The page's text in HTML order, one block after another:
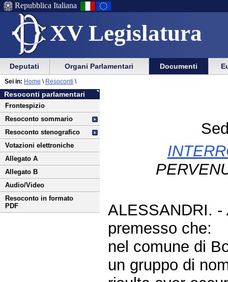
XV Legislatura
Menu
di
ausilio
alla
navigazione
Vai
Menu
di
navigazione
principale
Repubblica Italiana
Menu
di
navigazione
principale
Vai
menu
di
sezione
Deputati Organi Parlamentari Documenti
Vai
al
contenuto
Resoconti parlamentari
Frontespizio
Resoconto sommario
Resoconto stenografico
Votazioni elettroniche
Allegato A
Allegato B
Audio/Video
Resoconto in formato
PDF
Sei in: Home \ Resoconti \
ALESSANDRI. -
premesso che:
nel comune di
un gruppo di